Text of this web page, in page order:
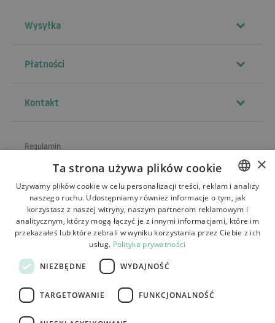
Wysyłka
Płatności
Kontakt
Regulamin
Wysyłka
Zwroty i reklamacje
Kontakt
POLISH
BULGARIAN
×
Ta strona używa plików cookie
Używamy plików cookie w celu personalizacji treści, reklam i analizy
naszego ruchu. Udostępniamy również informacje o tym, jak
korzystasz z naszej witryny, naszym partnerom reklamowym i
analitycznym, którzy mogą łączyć je z innymi informacjami, które im
przekazałeś lub które zebrali w wyniku korzystania przez Ciebie z ich
usług. Polityka prywatności
NIEZBĘDNE WYDAJNOŚĆ
TARGETOWANIE FUNKCJONALNOŚĆ